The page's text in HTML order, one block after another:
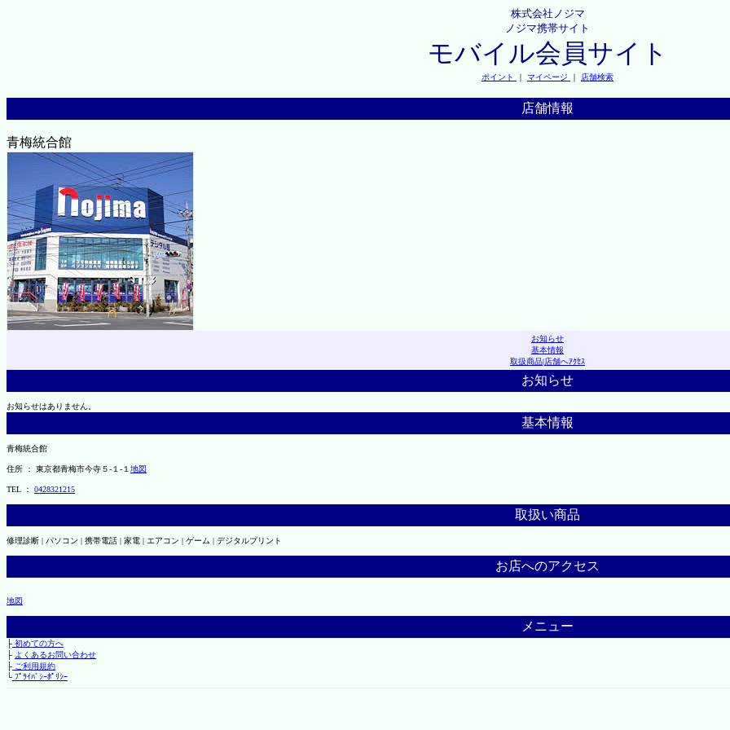
株式会社ノジマ
ノジマ携帯サイト
モバイル会員サイト
ポイント ｜ マイページ ｜ 店舗検索
店舗情報
青梅統合館
お知らせ
基本情報
取扱商品|店舗へｱｸｾｽ
お知らせ
お知らせはありません。
基本情報
青梅統合館
住所 ： 東京都青梅市今寺５-１-１ 地図
TEL ： 0428321215
取扱い商品
修理診断 | パソコン | 携帯電話 | 家電 | エアコン | ゲーム | デジタルプリント
お店へのアクセス
地図
メニュー
├初めての方へ
├ よくあるお問い合わせ
├ご利用規約
└ﾌﾟﾗｲﾊﾞｼｰﾎﾟﾘｼｰ